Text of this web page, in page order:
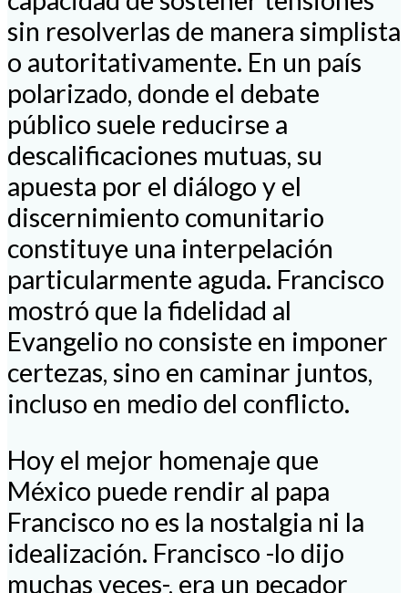
sin resolverlas de manera simplista
o autoritativamente. En un país
polarizado, donde el debate
público suele reducirse a
descalificaciones mutuas, su
apuesta por el diálogo y el
discernimiento comunitario
constituye una interpelación
particularmente aguda. Francisco
mostró que la fidelidad al
Evangelio no consiste en imponer
certezas, sino en caminar juntos,
incluso en medio del conflicto.
Hoy el mejor homenaje que
México puede rendir al papa
Francisco no es la nostalgia ni la
idealización. Francisco -lo dijo
muchas veces-, era un pecador